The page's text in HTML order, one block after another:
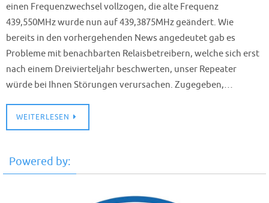
einen Frequenzwechsel vollzogen, die alte Frequenz
439,550MHz wurde nun auf 439,3875MHz geändert. Wie
bereits in den vorhergehenden News angedeutet gab es
Probleme mit benachbarten Relaisbetreibern, welche sich erst
nach einem Dreivierteljahr beschwerten, unser Repeater
würde bei Ihnen Störungen verursachen. Zugegeben,…
WEITERLESEN
Powered by: